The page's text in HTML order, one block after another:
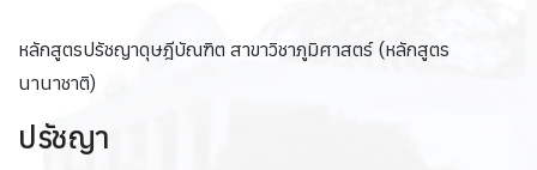
หลักสูตรปรัชญาดุษฎีบัณฑิต สาขาวิชาภูมิศาสตร์ (หลักสูตร
นานาชาติ)
ปรัชญา